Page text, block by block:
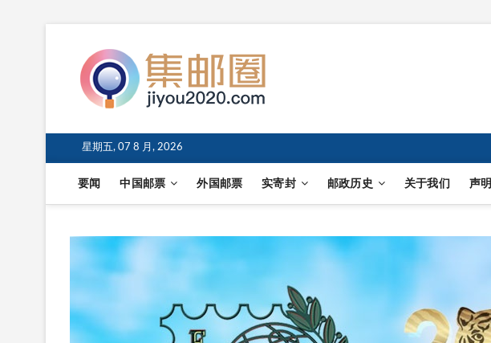
星期五, 07 8 月, 2026
要闻 中国邮票 外国邮票 实寄封 邮政历史 关于我们 声明